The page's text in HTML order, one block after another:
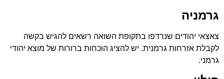
גרמניה
צאצאי יהודים שנרדפו בתקופת השואה רשאים להגיש בקשה
לקבלת אזרחות גרמנית. יש להציג הוכחות ברורות של מוצא יהודי
גרמני.